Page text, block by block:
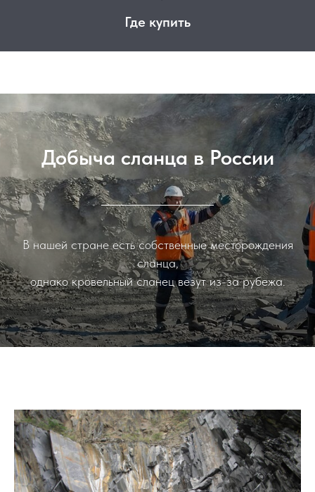
Где купить
Добыча сланца в России
В нашей стране есть собственные месторождения
сланца,
однако кровельный сланец везут из-за рубежа.